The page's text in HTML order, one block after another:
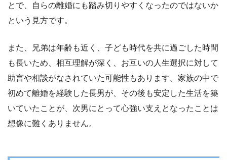
とで、自らの離婚にも踏み切りやすくなったのではないか
という見方です。
また、兄弟は年齢も近く、子ども時代を共に過ごした時間
も長いため、相互理解が深く、お互いの人生選択に対して
助言や相談がなされていた可能性もあります。家族の中で
初めて離婚を経験した長男が、その後も安定した生活を築
いていたことが、次男にとって心強い支えとなったことは
想像に難くありません。